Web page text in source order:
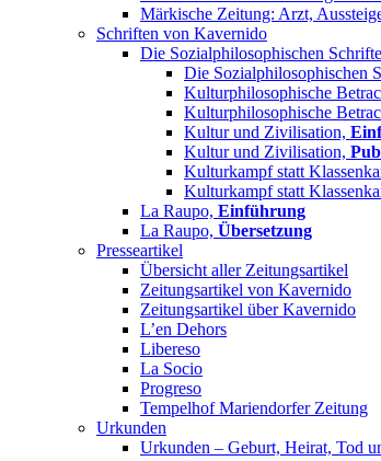
Märkische Zeitung: Arzt,
Schriften von Kavernido
Die Sozialphilosophischen
Die Sozialphilosophischen
Kulturphilosophische
Kulturphilosophische
Kultur und Zivilisation,
Kultur und Zivilisation,
Kulturkampf statt
Kulturkampf statt
La Raupo, Einführung
La Raupo, Übersetzung
Presseartikel
Übersicht aller Zeitungsartikel
Zeitungsartikel von Kavernido
Zeitungsartikel über Kavernido
L’en Dehors
Libereso
La Socio
Progreso
Tempelhof Mariendorfer Zeitung
Urkunden
Urkunden – Geburt, Heirat, Tod